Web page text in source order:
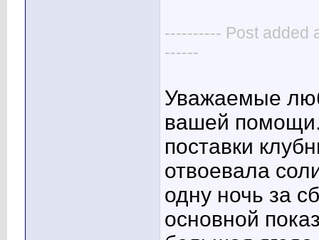
---------- Post added
------
Уважаемые
вашей
поставки
отвоевала
одну ночь за
основной